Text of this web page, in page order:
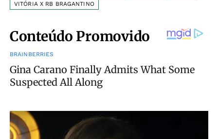
VITÓRIA X RB BRAGANTINO